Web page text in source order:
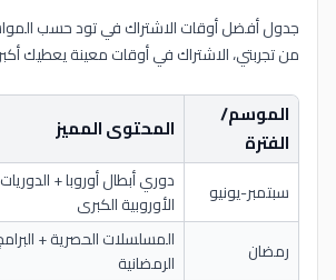
جدول أفضل أوقات الاشتراك في تود حسب
من تجربتي، الاشتراك في أوقات معينة يعطيك
الموسم/
الفترة
المحتوى المميز
سبتمبر-يونيو
دوري أبطال أوروبا + الدوريات
الأوروبية الكبرى
رمضان
المسلسلات الحصرية +
الرمضانية